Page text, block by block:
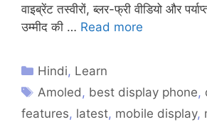
वाइब्रेंट तस्वीरों, ब्लर-फ्री वीडियो और
उम्मीद की … Read more
Hindi, Learn
Amoled, best display phone,
features, latest, mobile display,